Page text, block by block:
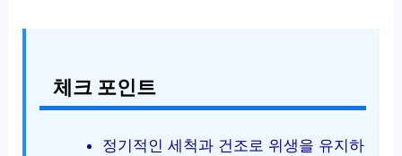
체크 포인트
정기적인 세척과 건조로 위생을 유지하